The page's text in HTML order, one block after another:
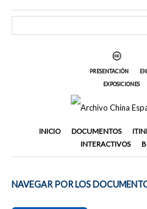
PRESENTACIÓN
EXPOSICIONES
INICIO DOCUMENTOS
INTERACTIVOS
NAVEGAR POR LOS